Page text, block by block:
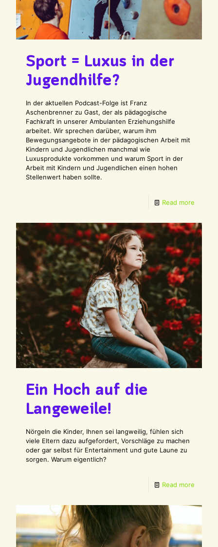
Sport = Luxus in der
Jugendhilfe?
In der aktuellen Podcast-Folge ist Franz
Aschenbrenner zu Gast, der als pädagogische
Fachkraft in unserer Ambulanten Erziehungshilfe
arbeitet. Wir sprechen darüber, warum ihm
Bewegungsangebote in der pädagogischen Arbeit mit
Kindern und Jugendlichen manchmal wie
Luxusprodukte vorkommen und warum Sport in der
Arbeit mit Kindern und Jugendlichen einen hohen
Stellenwert haben sollte.
Read more
Ein Hoch auf die
Langeweile!
Nörgeln die Kinder, Ihnen sei langweilig, fühlen sich
viele Eltern dazu aufgefordert, Vorschläge zu machen
oder gar selbst für Entertainment und gute Laune zu
sorgen. Warum eigentlich?
Read more